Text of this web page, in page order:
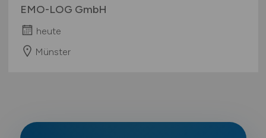
EMO-LOG GmbH
heute
Münster